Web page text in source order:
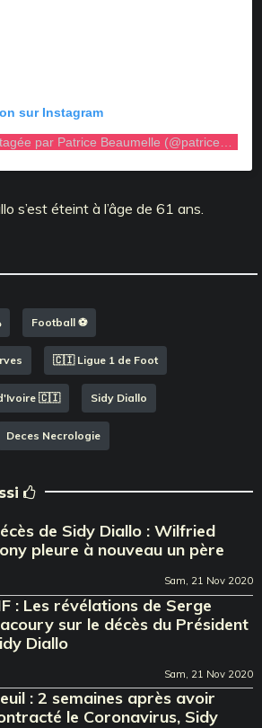
sur Instagram
s’est éteint à l’âge de 61 ans.
Football ⚽️
🇨🇮 Ligue 1 de Foot
🇨🇮 Sidy Diallo
Deces Necrologie
de Sidy Diallo : Wilfried
pleure à nouveau un père
Sam, 21 Nov 2020
: Les révélations de Serge
sur le décès du Président
Diallo
Sam, 21 Nov 2020
: 2 semaines après avoir
le Coronavirus, Sidy